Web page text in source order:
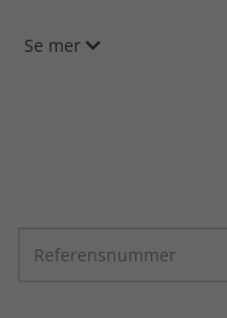
Se mer